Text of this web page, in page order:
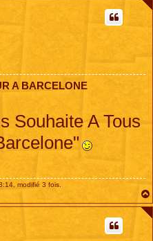
A BARCELONE
Souhaite A Tous
modifié 3 fois.